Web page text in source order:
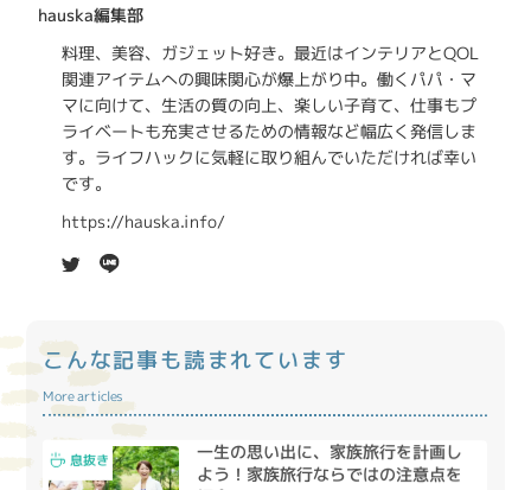
hauska編集部
料理、美容、ガジェット好き。最近はインテリアとQOL
関連アイテムへの興味関心が爆上がり中。働くパパ・マ
マに向けて、生活の質の向上、楽しい子育て、仕事もプ
ライベートも充実させるための情報など幅広く発信しま
す。ライフハックに気軽に取り組んでいただければ幸い
です。
https://hauska.info/
こんな記事も読まれています
More articles
息抜き
一生の思い出に、家族旅行を計画し
よう！家族旅行ならではの注意点を